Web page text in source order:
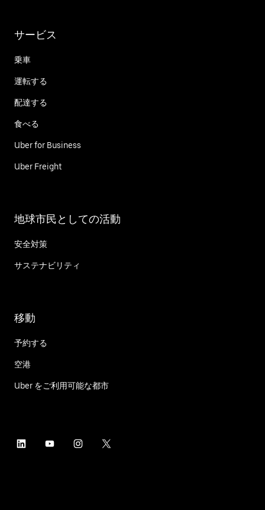
サービス
乗車
運転する
配達する
食べる
Uber for Business
Uber Freight
地球市民としての活動
安全対策
サステナビリティ
移動
予約する
空港
Uber をご利用可能な都市